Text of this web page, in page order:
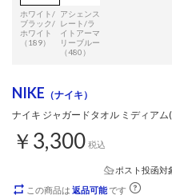
ホワイト/
ブラック/
ホワイト
（189）
アシェンス
レート/ラ
イトアーマ
リーブルー
（480）
NIKE （ナイキ）
ナイキ ジャガードタオル ミディア
￥3,300 税込
ポスト投函対
この商品は 返品可能です